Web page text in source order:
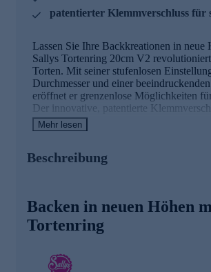
patentierter Klemmverschluss für
Lassen Sie Ihre Backkreationen in neue
Sallys Tortenring 20cm V2
Torten. Mit seiner stufenlosen
Durchmesser und einer
eröffnet er grenzenlose Möglichkeiten
Der innovative, patentierte
sicheren Halt und verhindert lästiges
Dank der kontrastreicheren Skalierung
hochwertigem, rostfreiem Edelstahl
Aufgehen des Teiges und sparen Sie
Backzeiten. Mit Sallys Tortenring 20cm
Maßstäbe in Ihrer Backstube!
Mehr lesen
Beschreibung
Backen in neuen Höhen
Tortenring